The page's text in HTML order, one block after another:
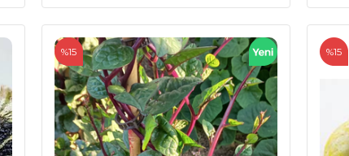
%15 %15